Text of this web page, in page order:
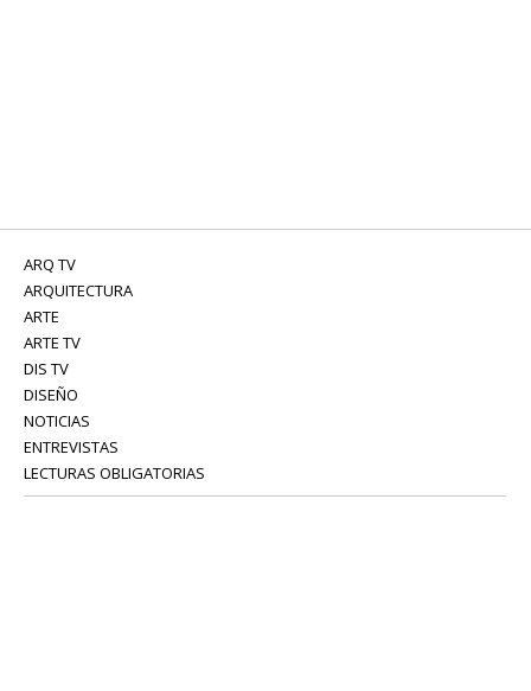
ARQ TV
ARQUITECTURA
ARTE
ARTE TV
DIS TV
DISEÑO
NOTICIAS
ENTREVISTAS
LECTURAS OBLIGATORIAS